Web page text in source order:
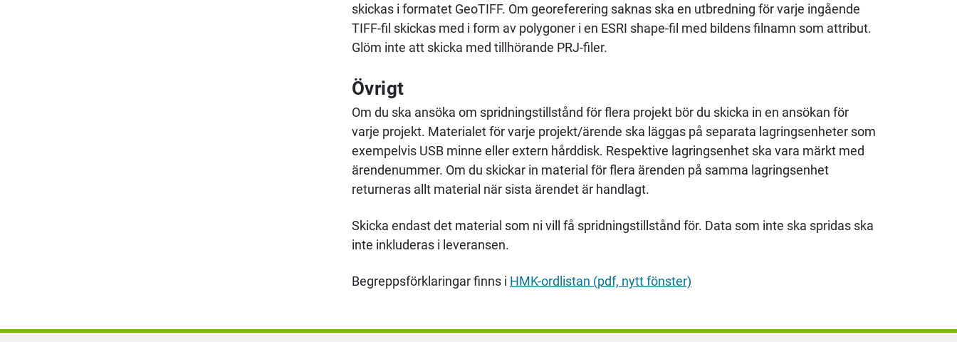
skickas i formatet GeoTIFF. Om georeferering saknas ska en utbredning för varje ingående
TIFF-fil skickas med i form av polygoner i en ESRI shape-fil med bildens filnamn som attribut.
Glöm inte att skicka med tillhörande PRJ-filer.
Övrigt
Om du ska ansöka om spridningstillstånd för flera projekt bör du skicka in en ansökan för
varje projekt. Materialet för varje projekt/ärende ska läggas på separata lagringsenheter som
exempelvis USB minne eller extern hårddisk. Respektive lagringsenhet ska vara märkt med
ärendenummer. Om du skickar in material för flera ärenden på samma lagringsenhet
returneras allt material när sista ärendet är handlagt.
Skicka endast det material som ni vill få spridningstillstånd för. Data som inte ska spridas ska
inte inkluderas i leveransen.
Begreppsförklaringar finns i HMK-ordlistan (pdf, nytt fönster)